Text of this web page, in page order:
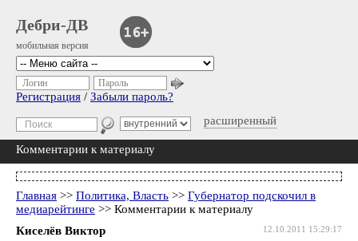
Дебри-ДВ
мобильная версия
расширенный
Логин Пароль
Регистрация / Забыли пароль?
Комментарии к материалу
Главная >> Политика, Власть >> Губернатор подскочил в
медиарейтинге >> Комментарии к материалу
12.10.2011 15:29:17
Киселёв Виктор